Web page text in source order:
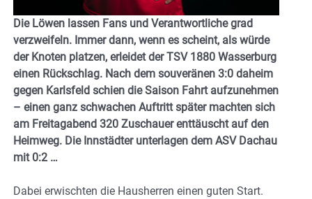
Die Löwen lassen Fans und Verantwortliche grad
verzweifeln. Immer dann, wenn es scheint, als würde
der Knoten platzen, erleidet der TSV 1880 Wasserburg
einen Rückschlag. Nach dem souveränen 3:0 daheim
gegen Karlsfeld schien die Saison Fahrt aufzunehmen
– einen ganz schwachen Auftritt später machten sich
am Freitagabend 320 Zuschauer enttäuscht auf den
Heimweg. Die Innstädter unterlagen dem ASV Dachau
mit 0:2 …
Dabei erwischten die Hausherren einen guten Start.